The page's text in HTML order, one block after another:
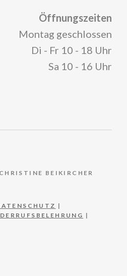
Öffnungszeiten
Montag geschlossen
Di - Fr 10 - 18 Uhr
Sa 10 - 16 Uhr
BEIKIRCHER
|
|